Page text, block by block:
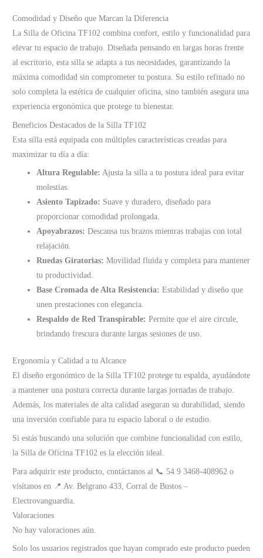
Comodidad y Diseño que Marcan la Diferencia
La Silla de Oficina TF102 combina confort, estilo y funcionalidad para
elevar tu espacio de trabajo. Diseñada pensando en largas horas frente
al escritorio, esta silla se adapta a tus necesidades, garantizando la
máxima comodidad sin comprometer tu postura. Su estilo refinado no
solo completa la estética de cualquier oficina, sino también asegura una
experiencia ergonómica que protege tu bienestar.
Beneficios Destacados de la Silla TF102
Esta silla está equipada con múltiples características creadas para
maximizar tu día a día:
Altura Regulable: Ajusta la silla a tu postura ideal para evitar
molestias.
Asiento Tapizado: Suave y duradero, diseñado para
proporcionar comodidad prolongada.
Apoyabrazos: Descansa tus brazos mientras trabajas con total
relajación.
Ruedas Giratorias: Movilidad fluida y completa para mantener
tu productividad.
Base Cromada de Alta Resistencia: Estabilidad y diseño que
unen prestaciones con elegancia.
Respaldo de Red Transpirable: Permite que el aire circule,
brindando frescura durante largas sesiones de uso.
Ergonomía y Calidad a tu Alcance
El diseño ergonómico de la Silla TF102 protege tu espalda, ayudándote
a mantener una postura correcta durante largas jornadas de trabajo.
Además, los materiales de alta calidad aseguran su durabilidad, siendo
una inversión confiable para tu espacio laboral o de estudio.
Si estás buscando una solución que combine funcionalidad con estilo,
la Silla de Oficina TF102 es la elección ideal.
Para adquirir este producto, contáctanos al 📞 54 9 3468-408962 o
visítanos en 📍 Av. Belgrano 433, Corral de Bustos –
Electrovanguardia.
Valoraciones
No hay valoraciones aún.
Solo los usuarios registrados que hayan comprado este producto pueden